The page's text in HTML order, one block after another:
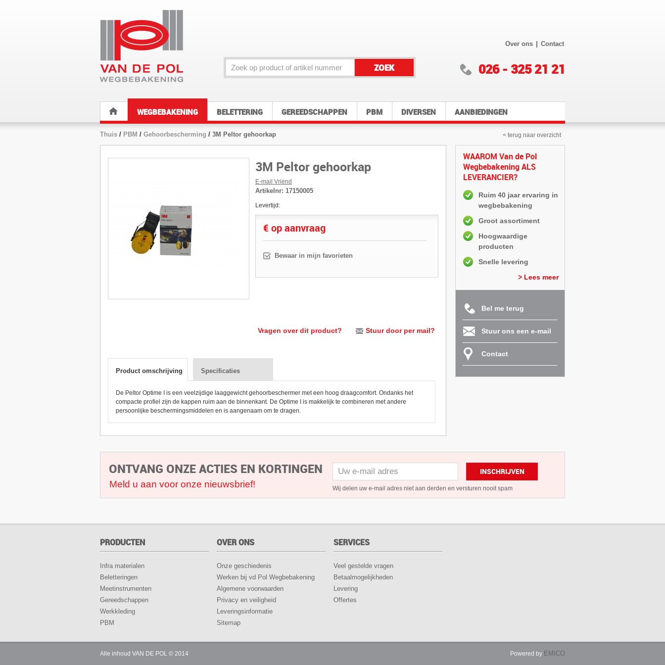
ZOEK
Over ons | Contact
026 - 325 21 21
WEGBEBAKENING BELETTERING GEREEDSCHAPPEN PBM DIVERSEN AANBIEDINGEN
Thuis / PBM / Gehoorbescherming / 3M Peltor gehoorkap < terug naar overzicht
3M Peltor gehoorkap
E-mail Vriend
Artikelnr: 17150005
Levertijd:
€ op aanvraag
Bewaar in mijn favorieten
Vragen over dit product? Stuur door per mail?
Product omschrijving Specificaties
De Peltor Optime I is een veelzijdige laaggewicht gehoorbeschermer met een hoog draagcomfort. Ondanks het
compacte profiel zijn de kappen ruim aan de binnenkant. De Optime I is makkelijk te combineren met andere
persoonlijke beschermingsmiddelen en is aangenaam om te dragen.
WAAROM Van de Pol
Wegbebakening ALS
LEVERANCIER?
Ruim 40 jaar ervaring in
wegbebakening
Groot assortiment
Hoogwaardige
producten
Snelle levering
> Lees meer
Bel me terug
Stuur ons een e-mail
Contact
ONTVANG ONZE ACTIES EN KORTINGEN
Meld u aan voor onze nieuwsbrief!
INSCHRIJVEN
Wij delen uw e-mail adres niet aan derden en versturen nooit spam
PRODUCTEN
Infra materialen
Beletteringen
Meetinstrumenten
Gereedschappen
Werkkleding
PBM
OVER ONS
Onze geschiedenis
Werken bij vd Pol Wegbebakening
Algemene voorwaarden
Privacy en veiligheid
Leveringsinformatie
Sitemap
SERVICES
Veel gestelde vragen
Betaalmogelijkheden
Levering
Offertes
Alle inhoud VAN DE POL © 2014 Powered by EMICO